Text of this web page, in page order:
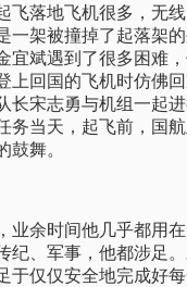
飞落地飞机很多，无
一架被撞掉了起落架
斌遇到了很多困难
上回国的飞机时仿佛
长宋志勇与机组一起
务当天，起飞前，国
鼓舞。
余时间他几乎都用
纪、军事，他都涉足
于仅仅安全地完成好